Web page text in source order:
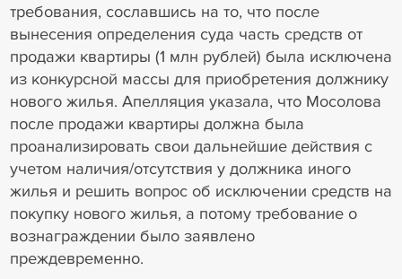
требования, сославшись на то, что после
вынесения определения суда часть средств от
продажи квартиры (1 млн рублей) была исключена
из конкурсной массы для приобретения должнику
нового жилья. Апелляция указала, что Мосолова
после продажи квартиры должна была
проанализировать свои дальнейшие действия с
учетом наличия/отсутствия у должника иного
жилья и решить вопрос об исключении средств на
покупку нового жилья, а потому требование о
вознаграждении было заявлено
преждевременно.